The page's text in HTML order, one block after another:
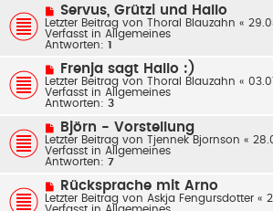
N
e
u
e
B
e
i
t
r
g
Servus, Grützi und Hallo
Letzter Beitrag von Thoral Blauzahn «
Verfasst in Allgemeines
Antworten: 1
e
u
e
B
e
i
t
r
g
Frenja sagt Hallo :)
Letzter Beitrag von Thoral Blauzahn «
Verfasst in Allgemeines
Antworten: 3
e
u
e
B
e
i
Björn - Vorstellung
Letzter Beitrag von Tjennek Bjornson «
Verfasst in Allgemeines
Antworten: 7
e
u
Rücksprache mit Arno
Letzter Beitrag von Askja Fengursdotter «